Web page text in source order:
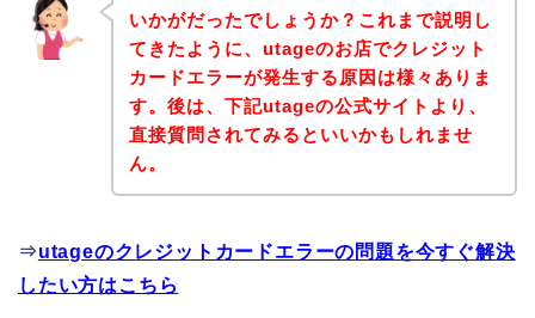
いかがだったでしょうか？これまで説明し
てきたように、utageのお店でクレジット
カードエラーが発生する原因は様々ありま
す。後は、下記utageの公式サイトより、
直接質問されてみるといいかもしれませ
ん。
⇒utageのクレジットカードエラーの問題を今すぐ解決
したい方はこちら